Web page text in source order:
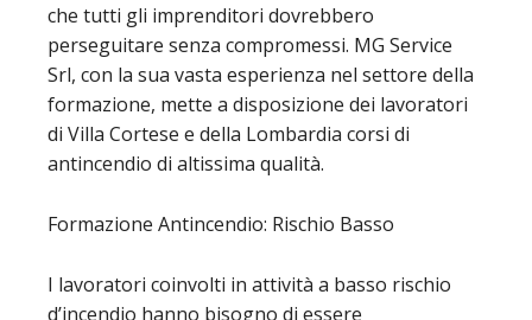
che tutti gli imprenditori dovrebbero
perseguitare senza compromessi. MG Service
Srl, con la sua vasta esperienza nel settore della
formazione, mette a disposizione dei lavoratori
di Villa Cortese e della Lombardia corsi di
antincendio di altissima qualità.
Formazione Antincendio: Rischio Basso
I lavoratori coinvolti in attività a basso rischio
d’incendio hanno bisogno di essere